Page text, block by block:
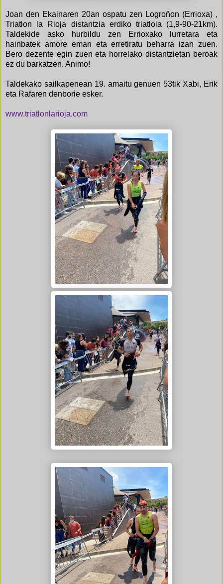
Joan den Ekainaren 20an ospatu zen Logroñon (Errioxa) ,
Triatlon la Rioja distantzia erdiko triatloia (1,9-90-21km).
Taldekide asko hurbildu zen Errioxako lurretara eta
hainbatek amore eman eta erretiratu beharra izan zuen.
Bero dezente egin zuen eta horrelako distantzietan beroak
ez du barkatzen. Animo!
Taldekako sailkapenean 19. amaitu genuen 53tik Xabi, Erik
eta Rafaren denborie esker.
www.triatlonlarioja.com